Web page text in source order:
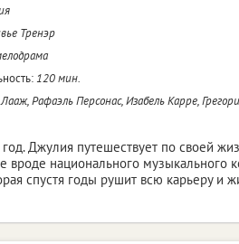
Тренэр
120 мин.
Рафаэль Персонас, Изабель Карре,
Джулия путешествует по своей
вроде национального музыкального
спустя годы рушит всю карьеру и